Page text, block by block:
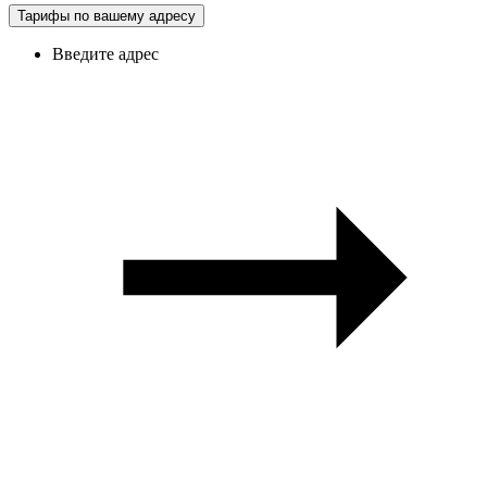
Тарифы по вашему адресу
Введите адрес